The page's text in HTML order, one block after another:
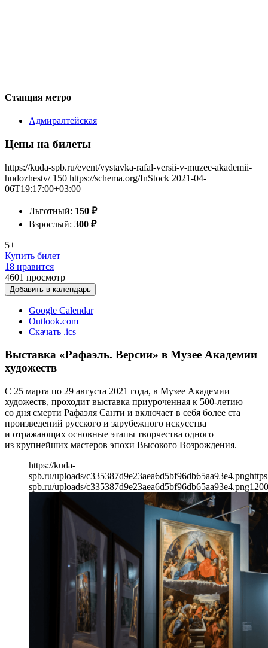
Станция метро
Адмиралтейская
Цены на билеты
https://kuda-spb.ru/event/vystavka-rafal-versii-v-muzee-akademii-
hudozhestv/ 150 https://schema.org/InStock 2021-04-
06T19:17:00+03:00
Льготный: 150 ₽
Взрослый: 300 ₽
5+
Купить билет
18 нравится
4601 просмотр
Добавить в календарь
Google Calendar
Outlook.com
Скачать .ics
Выставка «Рафаэль. Версии» в Музее Академии
художеств
С 25 марта по 29 августа 2021 года, в Музее Академии
художеств, проходит выставка приуроченная к 500-летию
со дня смерти Рафаэля Санти и включает в себя более ста
произведений русского и зарубежного искусства
и отражающих основные этапы творчества одного
из крупнейших мастеров эпохи Высокого Возрождения.
https://kuda-
spb.ru/uploads/c335387d9e23aea6d5bf96db65aa93e4.png
spb.ru/uploads/c335387d9e23aea6d5bf96db65aa93e4.png1200